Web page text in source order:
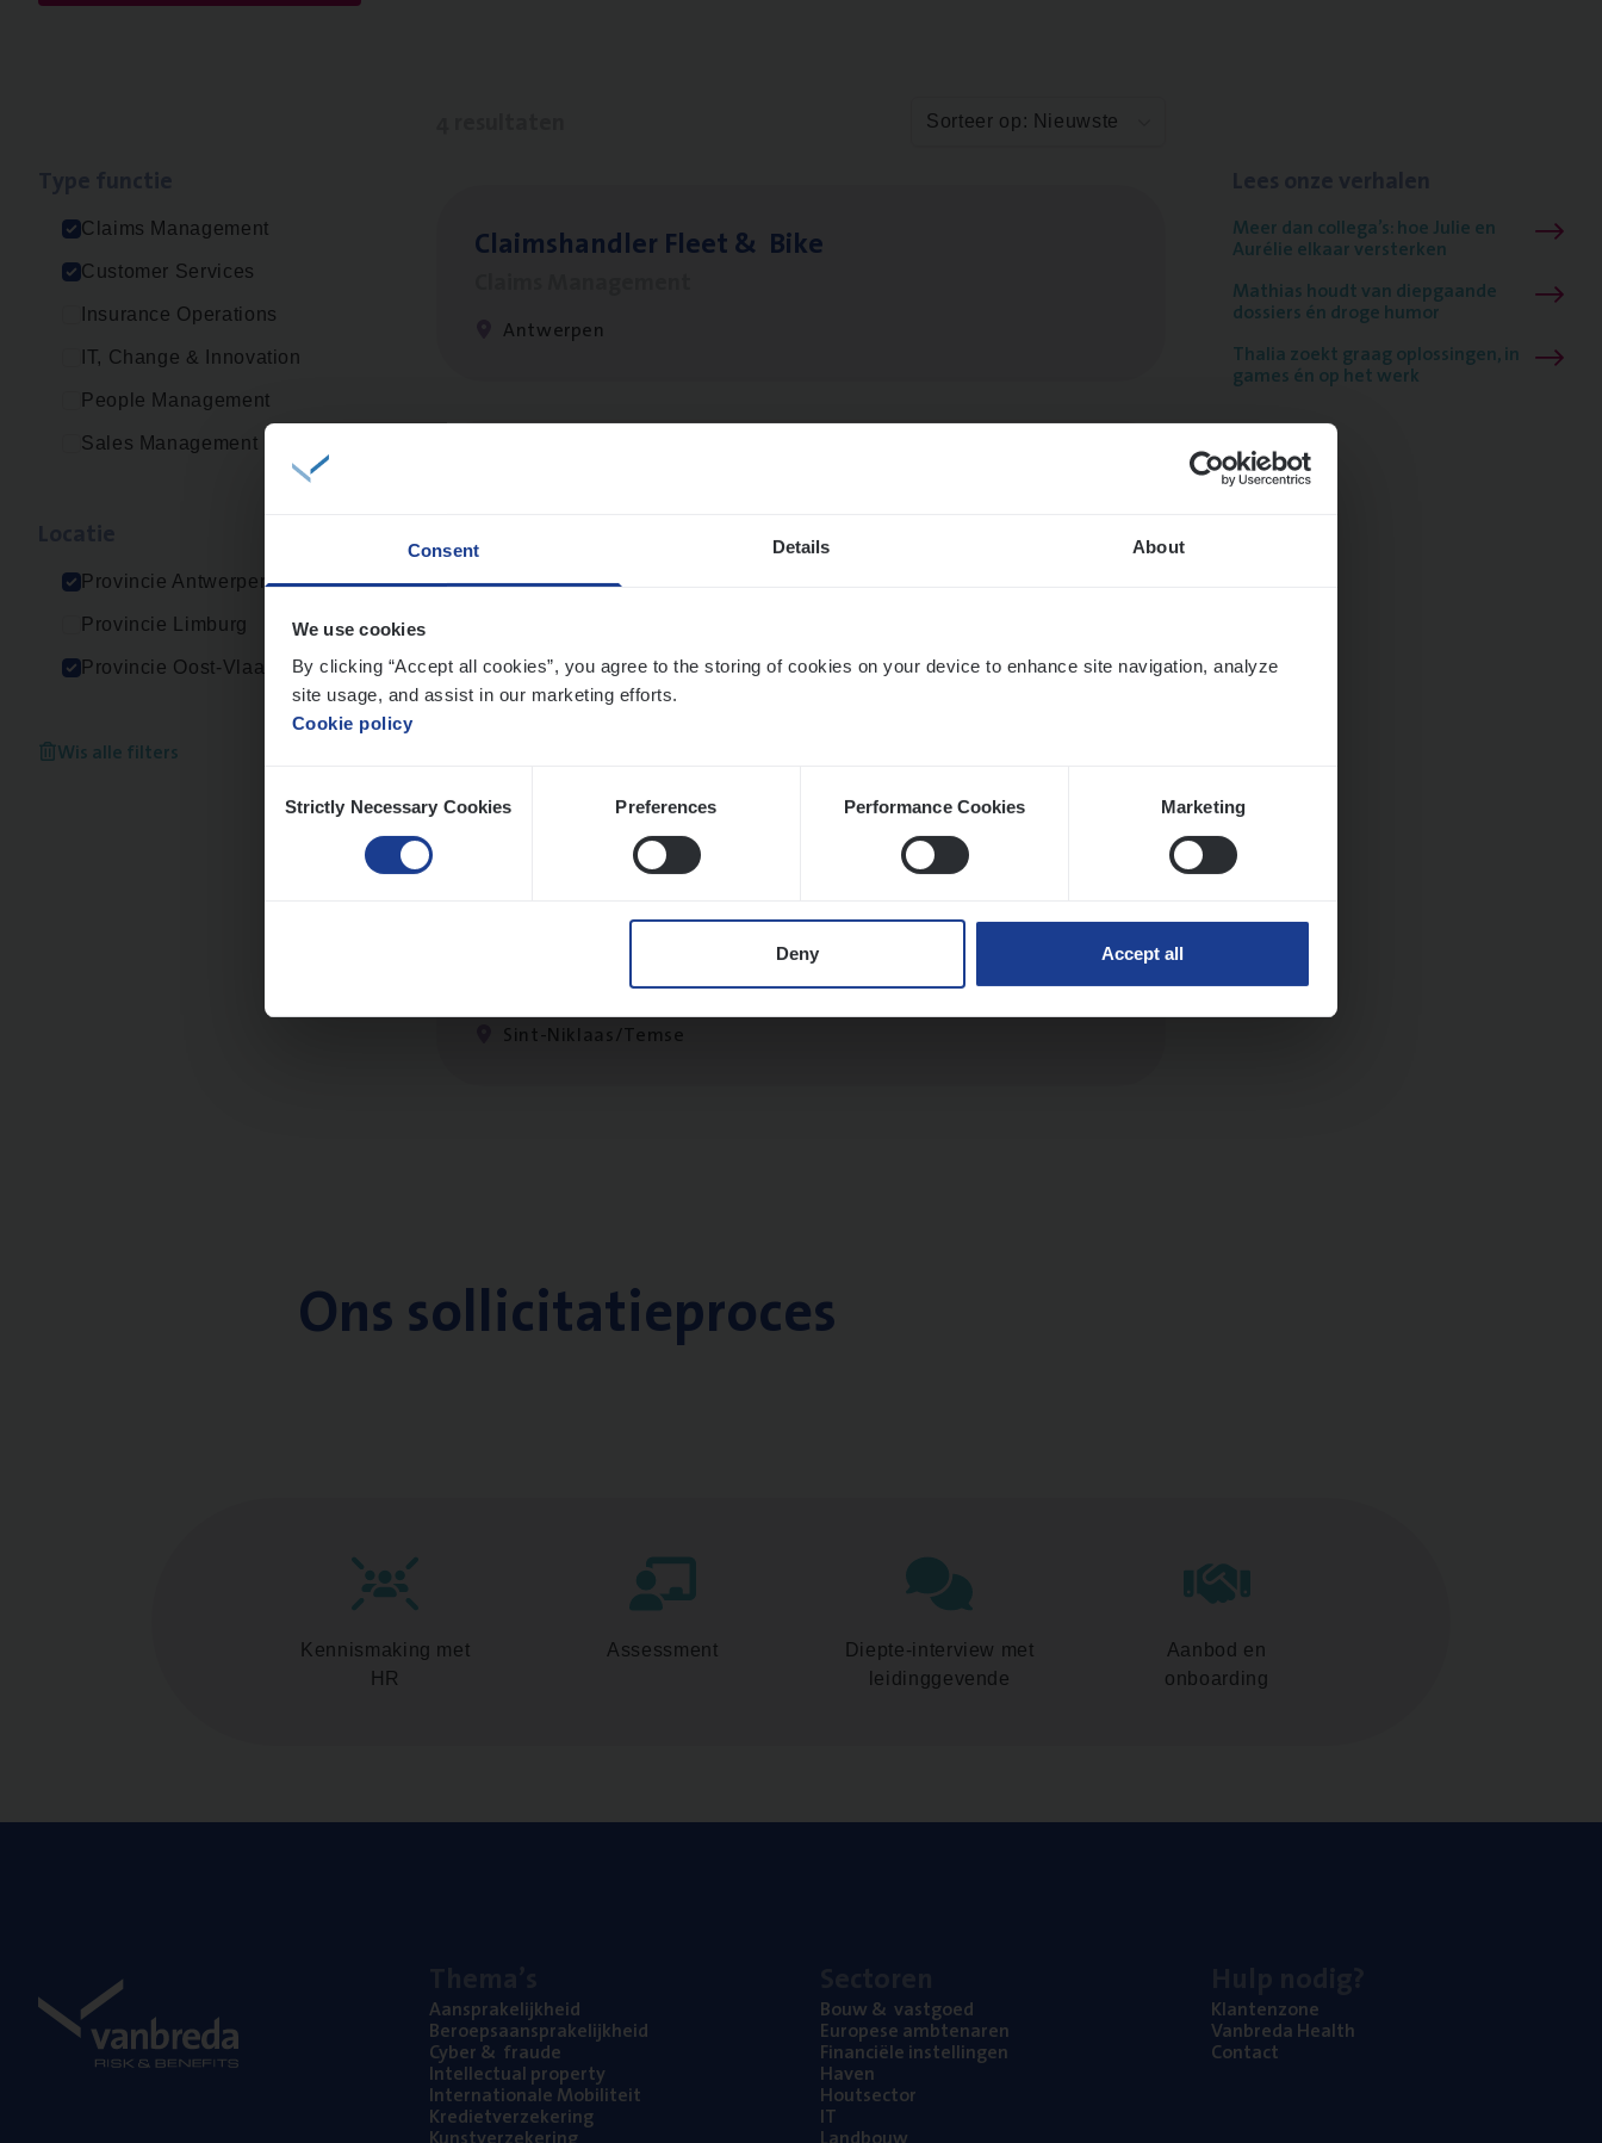
Consent Details About
We use cookies
By clicking “Accept all cookies”, you agree to the storing of cookies on your device to enhance site navigation, analyze
site usage, and assist in our marketing efforts.
Cookie policy
Selection
Strictly Necessary Cookies Preferences Performance Cookies Marketing
Deny Accept all
Claims Management
Customer Services
Insurance Operations
IT, Change & Innovation
People Management
Sales Management
Provincie Antwerpen
Provincie Limburg
Provincie Oost-Vlaanderen
Wis alle filters
Sorteer op: Nieuwste
Claims­hand­ler Fleet& Bike
Antwerpen
Scha­de Expert Fleet
Antwerpen
Scha­de­be­heer­der verzekeringen
Claims Management
Sint-Niklaas/Temse
Meer dan collega’s: hoe Julie en
Aurélie elkaar versterken
Mathias houdt van diepgaande
dossiers én droge humor
Thalia zoekt graag oplossingen, in
games én op het werk
Ons sollicitatieproces
Kennismaking met
HR
Assessment
Diepte-interview met
leidinggevende
Aanbod en
onboarding
Aan­spra­ke­lijk­heid
Beroeps­aan­spra­ke­lijk­heid
Cyber& fraude
Intel­lec­tu­al property
Inter­na­ti­o­na­le Mobiliteit
Kre­diet­ver­ze­ke­ring
Bouw& vastgoed
Euro­pe­se ambtenaren
Finan­ci­ë­le instellingen
Haven
Hout­sec­tor
IT
Klan­ten­zo­ne
Van­b­re­da Health
Con­tact